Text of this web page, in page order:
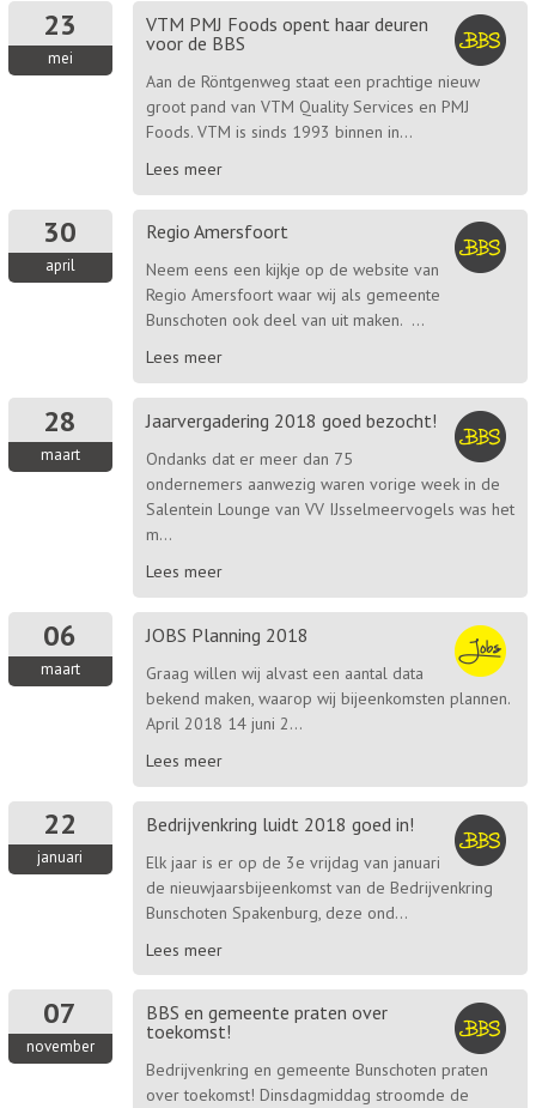
VTM PMJ Foods opent haar deuren
voor de BBS
Aan de Röntgenweg staat een prachtige nieuw
groot pand van VTM Quality Services en PMJ
Foods. VTM is sinds 1993 binnen in...
Lees meer
23
mei
Regio Amersfoort
Neem eens een kijkje op de website van
Regio Amersfoort waar wij als gemeente
Bunschoten ook deel van uit maken. ...
Lees meer
30
april
Jaarvergadering 2018 goed bezocht!
Ondanks dat er meer dan 75
ondernemers aanwezig waren vorige week in de
Salentein Lounge van VV IJsselmeervogels was het
m...
Lees meer
28
maart
JOBS Planning 2018
Graag willen wij alvast een aantal data
bekend maken, waarop wij bijeenkomsten plannen.
April 2018 14 juni 2...
Lees meer
06
maart
Bedrijvenkring luidt 2018 goed in!
Elk jaar is er op de 3e vrijdag van januari
de nieuwjaarsbijeenkomst van de Bedrijvenkring
Bunschoten Spakenburg, deze ond...
Lees meer
22
januari
BBS en gemeente praten over
toekomst!
Bedrijvenkring en gemeente Bunschoten praten
over toekomst! Dinsdagmiddag stroomde de
07
november